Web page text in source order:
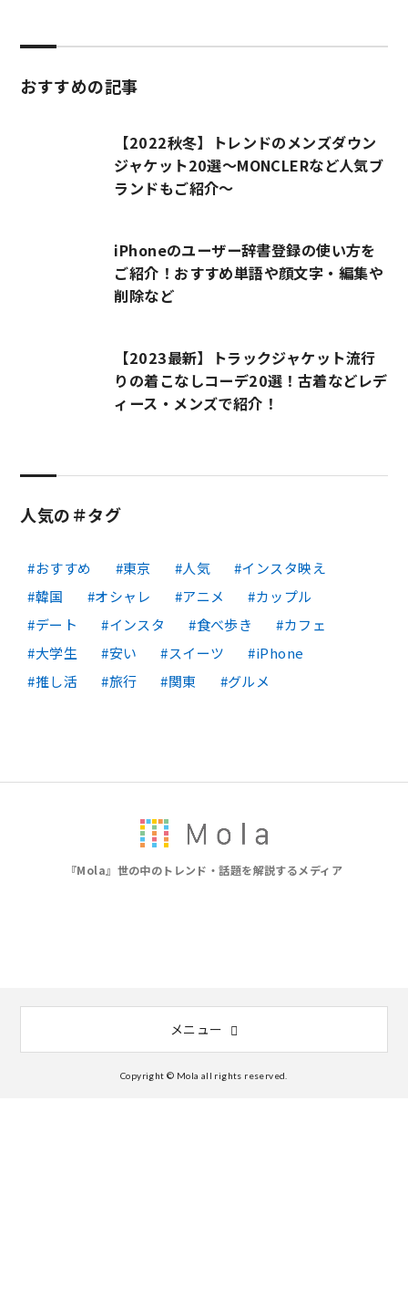
おすすめの記事
【2022秋冬】トレンドのメンズダウン
ジャケット20選～MONCLERなど人気ブ
ランドもご紹介～
iPhoneのユーザー辞書登録の使い方を
ご紹介！おすすめ単語や顔文字・編集や
削除など
【2023最新】トラックジャケット流行
りの着こなしコーデ20選！古着などレデ
ィース・メンズで紹介！
人気の＃タグ
おすすめ 東京 人気
インスタ映え
韓国
オシャレ アニメ
カップル
デート
インスタ 食べ歩き
カフェ
大学生
安い スイーツ
iPhone
推し活
旅行 関東 グルメ
『Mola』世の中のトレンド・話題を解説するメディア
メニュー
Copyright © Mola all rights reserved.